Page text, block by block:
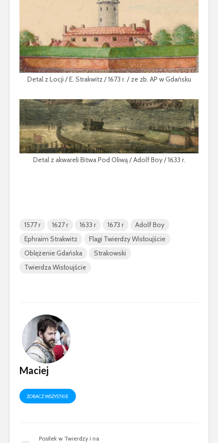
Detal z Locji / E. Strakwitz / 1673 r. / ze zb. AP w Gdańsku
Detal z akwareli Bitwa Pod Oliwą / Adolf Boy / 1633 r.
1577 r 1627 r 1633 r 1673 r
Adolf Boy
Ephraim Strakwitz
Flagi Twierdzy Wisłoujście
Oblężenie Gdańska
Strakowski
Twierdza Wisłoujście
Maciej
ZOBACZ WSZYSTKIE
Posiłek w Twierdzy i na